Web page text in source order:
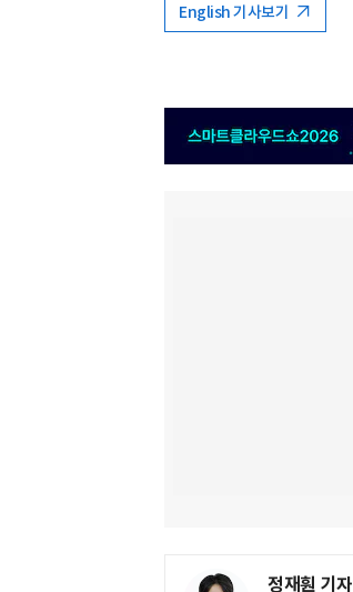
English 기사보기
정재훤 기자